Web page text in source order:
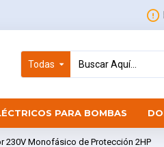
Todas
PARA BOMBAS
230V Monofásico de Protección 2HP